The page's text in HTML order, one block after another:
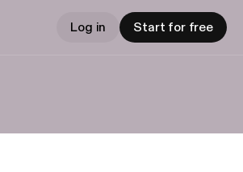
Log in Start for free